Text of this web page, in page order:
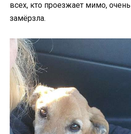
всех, кто проезжает мимо,
замёрзла.